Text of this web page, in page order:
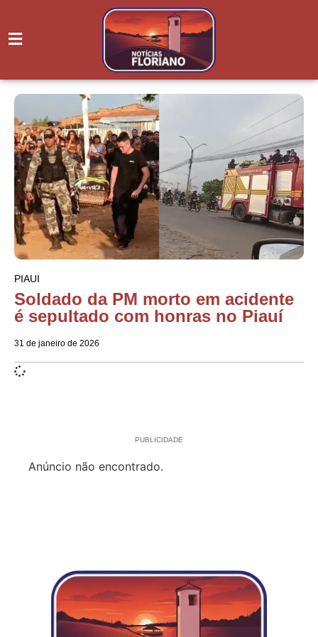
PIAUI
Soldado da PM morto em acidente
é sepultado com honras no Piauí
31 de janeiro de 2026
PUBLICIDADE
Anúncio não encontrado.